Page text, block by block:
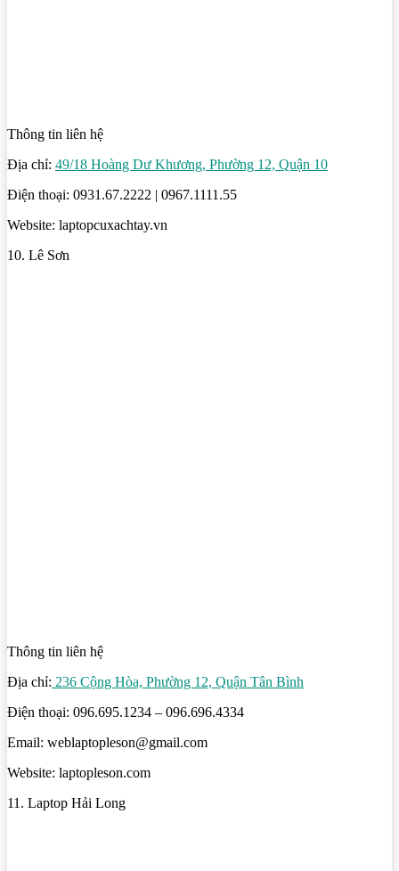
Thông tin liên hệ
Địa chỉ: 49/18 Hoàng Dư Khương, Phường 12, Quận 10
Điện thoại: 0931.67.2222 | 0967.1111.55
Website: laptopcuxachtay.vn
10. Lê Sơn
Thông tin liên hệ
Địa chỉ: 236 Cộng Hòa, Phường 12, Quận Tân Bình
Điện thoại: 096.695.1234 – 096.696.4334
Email: weblaptopleson@gmail.com
Website: laptopleson.com
11. Laptop Hải Long